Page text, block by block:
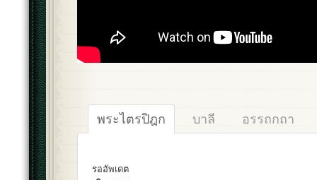
พระไตรปิฎก บาลี อรรถกถา
รออัพเดต